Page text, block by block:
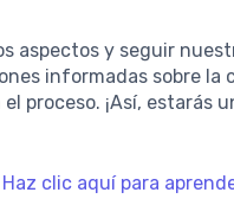
aspectos y seguir
informadas sobre
proceso. ¡Así, estarás
Haz clic aquí para